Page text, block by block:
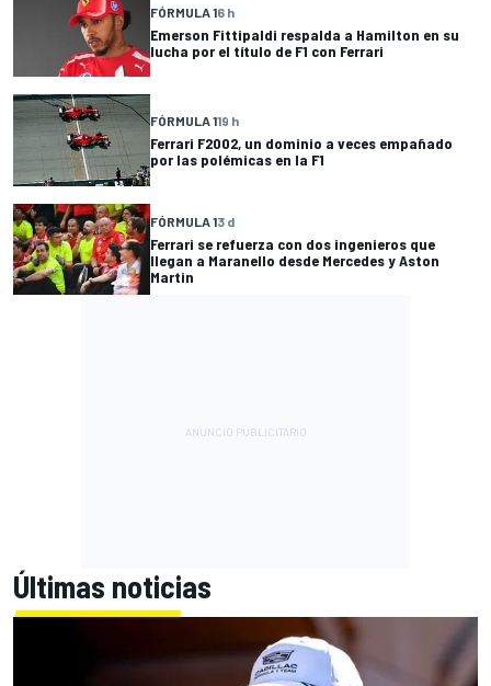
FÓRMULA 16 h
Emerson Fittipaldi respalda a Hamilton en su
lucha por el título de F1 con Ferrari
FÓRMULA 119 h
Ferrari F2002, un dominio a veces empañado
por las polémicas en la F1
FÓRMULA 13 d
Ferrari se refuerza con dos ingenieros que
llegan a Maranello desde Mercedes y Aston
Martin
Últimas noticias